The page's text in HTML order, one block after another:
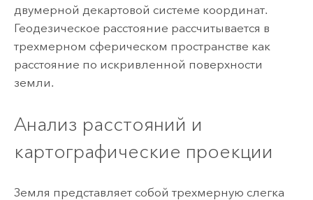
двумерной декартовой системе координат.
Геодезическое расстояние рассчитывается в
трехмерном сферическом пространстве как
расстояние по искривленной поверхности
земли.
Анализ расстояний и
картографические проекции
Земля представляет собой трехмерную слегка